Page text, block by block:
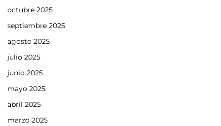
octubre 2025
septiembre 2025
agosto 2025
julio 2025
junio 2025
mayo 2025
abril 2025
marzo 2025